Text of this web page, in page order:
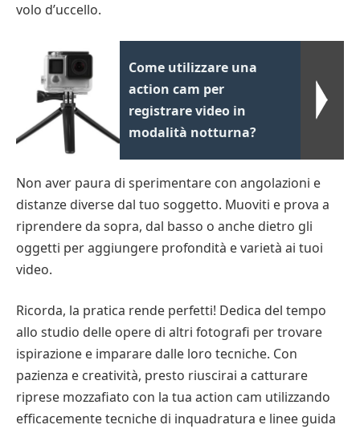
volo d’uccello.
Come utilizzare una
action cam per
registrare video in
modalità notturna?
Non aver paura di sperimentare con angolazioni e
distanze diverse dal tuo soggetto. Muoviti e prova a
riprendere da sopra, dal basso o anche dietro gli
oggetti per aggiungere profondità e varietà ai tuoi
video.
Ricorda, la pratica rende perfetti! Dedica del tempo
allo studio delle opere di altri fotografi per trovare
ispirazione e imparare dalle loro tecniche. Con
pazienza e creatività, presto riuscirai a catturare
riprese mozzafiato con la tua action cam utilizzando
efficacemente tecniche di inquadratura e linee guida